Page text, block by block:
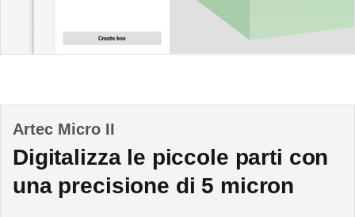
Artec Micro II
Digitalizza le piccole parti con
una precisione di 5 micron